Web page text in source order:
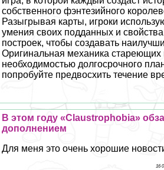
собственного фэнтезийного
Разыгрывая карты, игроки
умения своих подданных и свойства
построек, чтобы создавать
Оригинальная механика стареющих
необходимостью долгосрочного
попробуйте предвосхить течение
В этом году «Claustrophobia»
дополнением
Для меня это очень хорошие
16